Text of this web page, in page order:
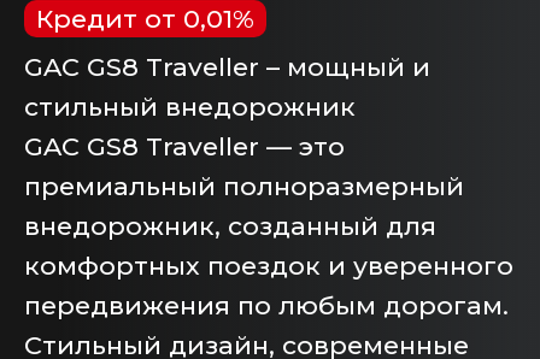
Кредит от 0,01%
GAC GS8 Traveller – мощный и
стильный внедорожник
GAC GS8 Traveller — это
премиальный полноразмерный
внедорожник, созданный для
комфортных поездок и уверенного
передвижения по любым дорогам.
Стильный дизайн, современные